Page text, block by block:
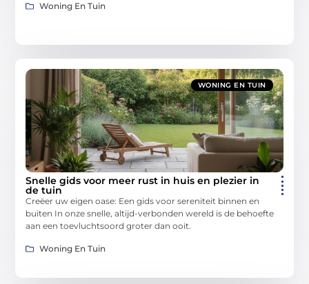
Woning En Tuin
WONING EN TUIN
Snelle gids voor meer rust in huis en plezier in
de tuin
Creëer uw eigen oase: Een gids voor sereniteit binnen en
buiten In onze snelle, altijd-verbonden wereld is de behoefte
aan een toevluchtsoord groter dan ooit.
Woning En Tuin